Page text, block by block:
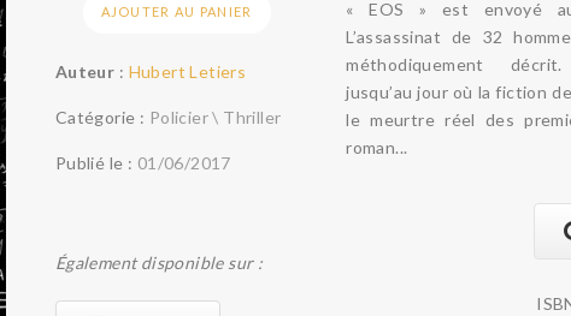
AJOUTER AU PANIER
Auteur : Hubert Letiers
Catégorie : Policier \ Thriller
Publié le : 01/06/2017
Également disponible sur :
« EOS » est envoyé
L’assassinat de 32
méthodiquement
jusqu’au jour où la fiction
le meurtre réel des
roman...